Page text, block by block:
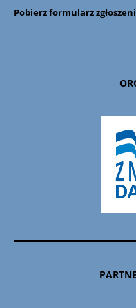
Pobierz formularz